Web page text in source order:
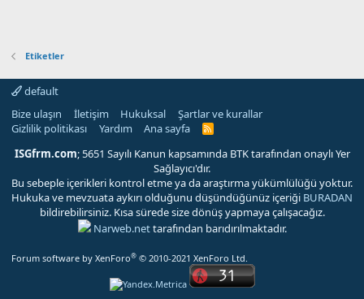
Etiketler
default
Bize ulaşın
İletişim Hukuksal
Şartlar ve kurallar
Gizlilik politikası
Yardım Ana sayfa
R
S
ISGfrm.com; 5651 Sayılı Kanun kapsamında BTK tarafından onaylı Yer
Sağlayıcı'dır.
Bu sebeple içerikleri kontrol etme ya da araştırma yükümlülüğü yoktur.
Hukuka ve mevzuata aykırı olduğunu düşündüğünüz içeriği BURADAN
bildirebilirsiniz. Kısa sürede size dönüş yapmaya çalışacağız.
Narweb.nettarafından barıdırılmaktadır.
Forum software by XenForo® © 2010-2021 XenForo Ltd.